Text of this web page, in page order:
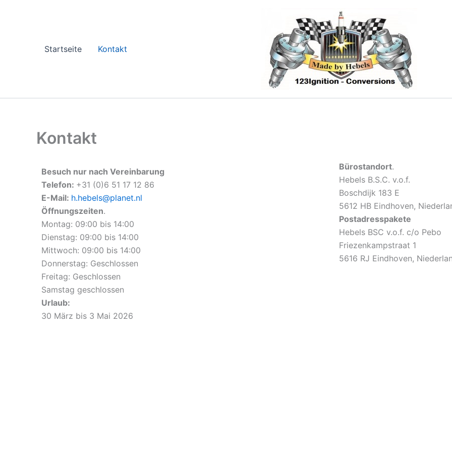
Startseite
Kontakt
Kontakt
Besuch nur nach Vereinbarung
Telefon: +31 (0)6 51 17 12 86
E-Mail: h.hebels@planet.nl
Öffnungszeiten.
Montag: 09:00 bis 14:00
Dienstag: 09:00 bis 14:00
Mittwoch: 09:00 bis 14:00
Donnerstag: Geschlossen
Freitag: Geschlossen
Samstag geschlossen
Urlaub:
30 März bis 3 Mai 2026
Bürostandort.
Hebels B.S.C. v.o.f.
Boschdijk 183 E
5612 HB Eindhoven,
Postadresspakete
Hebels BSC v.o.f. c/o Pebo
Friezenkampstraat 1
5616 RJ Eindhoven,